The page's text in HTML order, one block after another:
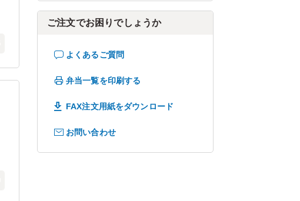
ご注文でお困りでしょうか
よくあるご質問
弁当一覧を印刷する
FAX注文用紙をダウンロード
お問い合わせ